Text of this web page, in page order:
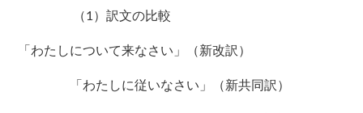
（1）訳文の比較
「わたしについて来なさい」（新改訳）
「わたしに従いなさい」（新共同訳）